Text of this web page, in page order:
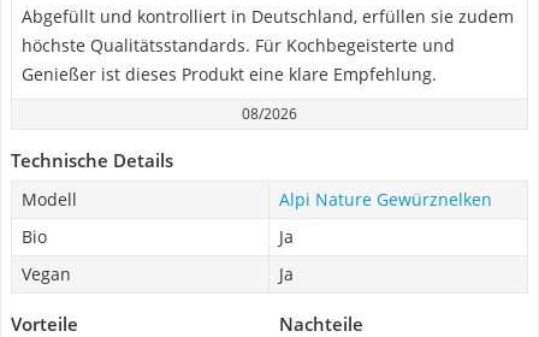
Abgefüllt und kontrolliert in Deutschland, erfüllen sie zudem
höchste Qualitätsstandards. Für Kochbegeisterte und
Genießer ist dieses Produkt eine klare Empfehlung.
08/2026
Technische Details
Modell
Alpi Nature Gewürznelken
Bio
Ja
Vegan
Ja
Vorteile Nachteile